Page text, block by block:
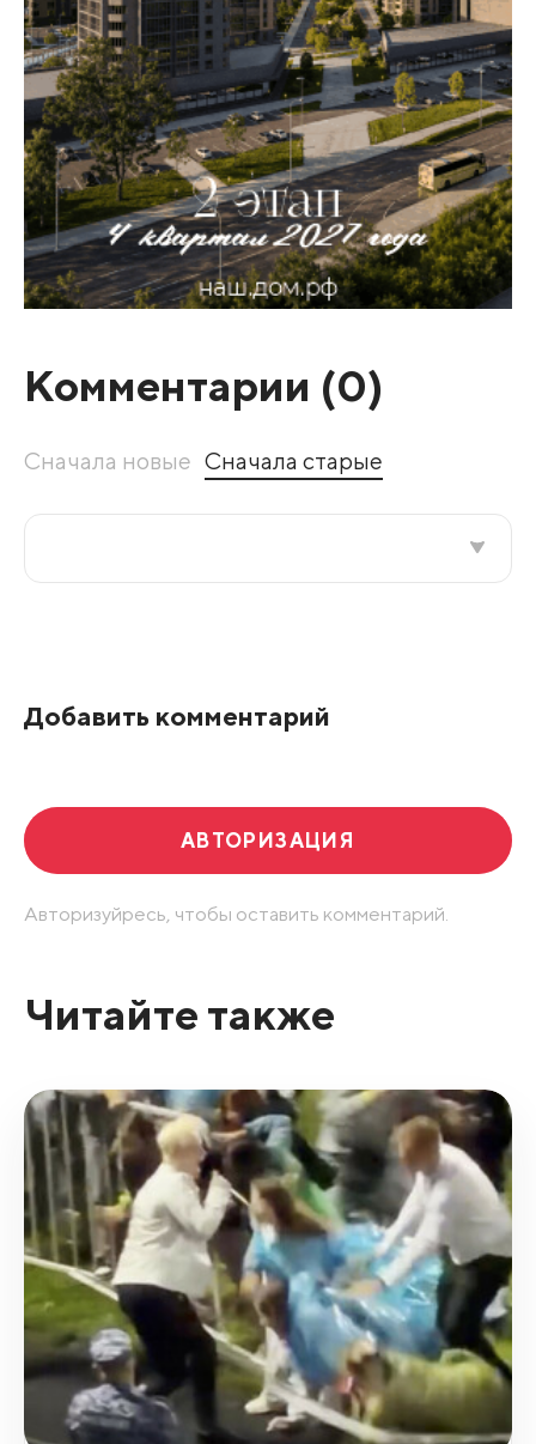
Комментарии (0)
Сначала новые Сначала старые
Добавить комментарий
АВТОРИЗАЦИЯ
Авторизуйресь, чтобы оставить комментарий.
Читайте также